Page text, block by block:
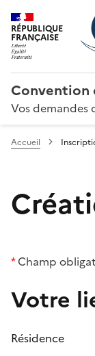
RÉPUBLIQUE
FRANÇAISE
Convention
Vos demandes
Accueil
*Champ
Votre
Résidence